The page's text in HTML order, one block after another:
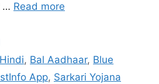
… Read more
, Bal Aadhaar, Blue
App, Sarkari Yojana